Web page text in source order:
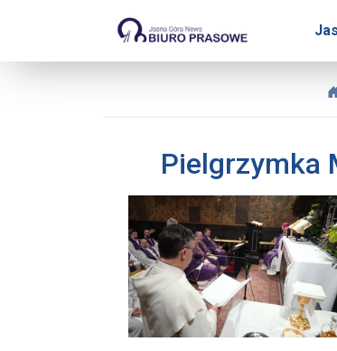
Biuro Prasowe
Pielgrzymka